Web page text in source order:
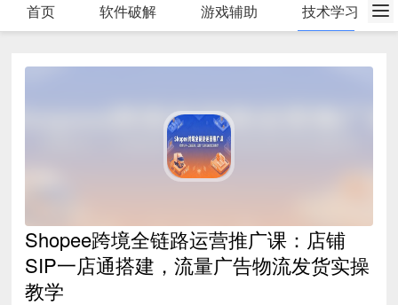
首页 软件破解 游戏辅助 技术学习
Shopee跨境全链路运营推广课：店铺
SIP一店通搭建，流量广告物流发货实操
教学